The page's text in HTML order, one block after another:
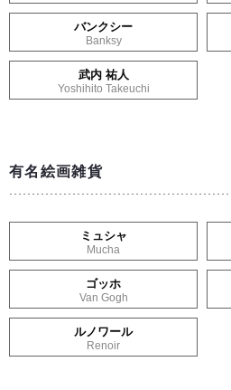
バンクシー
Banksy
武内 祐人
Yoshihito Takeuchi
有名絵画雑貨
ミュシャ
Mucha
ゴッホ
Van Gogh
ルノワール
Renoir